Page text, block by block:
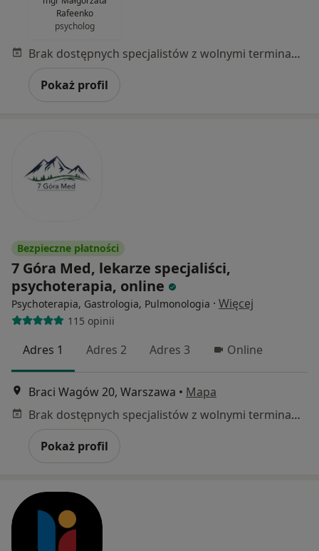
Rafeenko
psycholog
Brak dostępnych specjalistów z wolnymi terminami w tym centrum medycznym.
Pokaż profil
Bezpieczne płatności
7 Góra Med, lekarze specjaliści,
psychoterapia, online
Psychoterapia, Gastrologia, Pulmonologia · Więcej
115 opinii
Adres 1 Adres 2 Adres 3 Online
Braci Wagów 20, Warszawa • Mapa
Brak dostępnych specjalistów z wolnymi terminami w tym centrum medycznym.
Pokaż profil